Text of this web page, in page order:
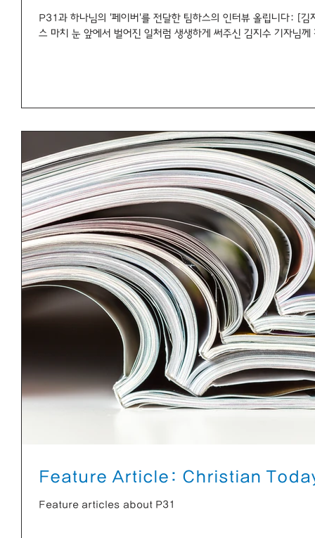
P31과 하나님의 '페이버'를 전달한 팀하스의 인터뷰 올립니다: [
스 마치 눈 앞에서 벌어진 일처럼 생생하게 써주신 김지수 기자님께
Feature Article: Christian Today |
Feature articles about P31